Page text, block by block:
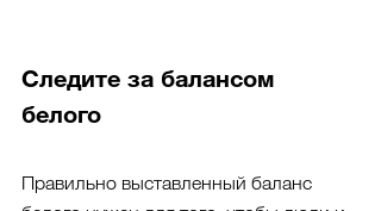
Следите за балансом
белого
Правильно выставленный баланс